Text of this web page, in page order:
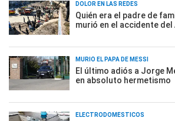
DOLOR EN LAS REDES
Quién era el padre de
murió en el accidente
MURIÓ EL PAPÁ DE MESSI
El último adiós a Jorge
en absoluto hermetismo
ELECTRODOMÉSTICOS